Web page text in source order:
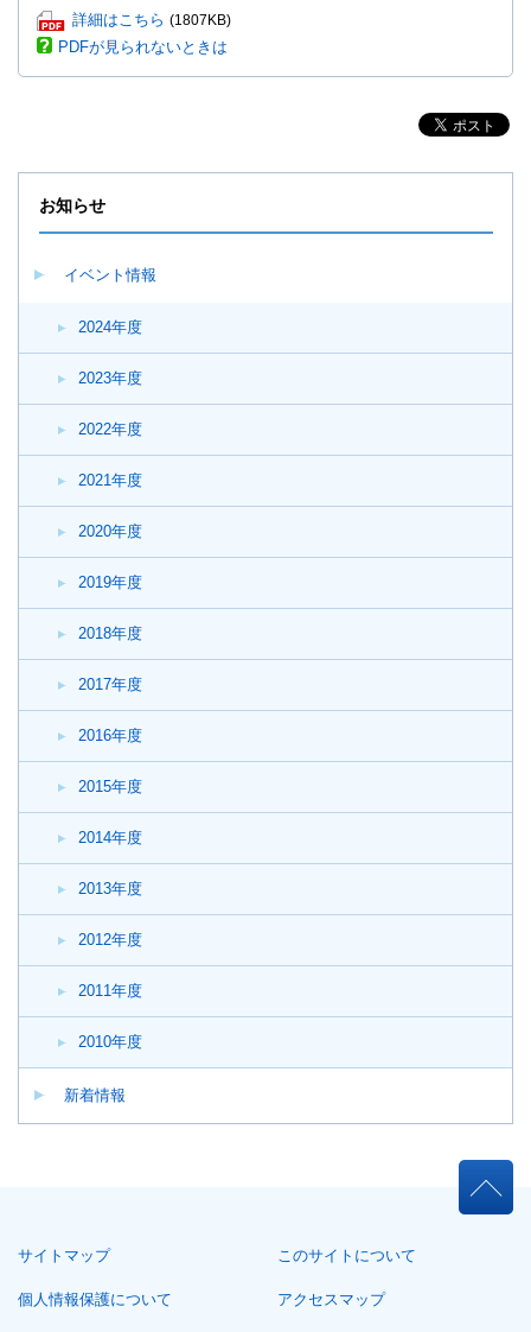
お知らせ
イベント情報
2024年度
2023年度
2022年度
2021年度
2020年度
2019年度
2018年度
2017年度
2016年度
2015年度
2014年度
2013年度
2012年度
2011年度
2010年度
新着情報
P
D
が
き
ま
詳細はこちら (1807KB)
PDFが見られないときは
こ
ま
で。
サイトマップ このサイトについて
個人情報保護について アクセスマップ